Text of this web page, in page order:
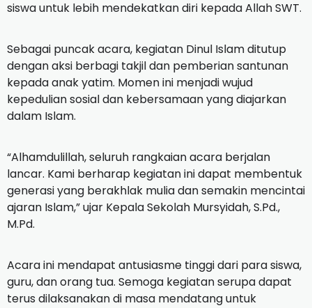
siswa untuk lebih mendekatkan diri kepada Allah SWT.
Sebagai puncak acara, kegiatan Dinul Islam ditutup
dengan aksi berbagi takjil dan pemberian santunan
kepada anak yatim. Momen ini menjadi wujud
kepedulian sosial dan kebersamaan yang diajarkan
dalam Islam.
“Alhamdulillah, seluruh rangkaian acara berjalan
lancar. Kami berharap kegiatan ini dapat membentuk
generasi yang berakhlak mulia dan semakin mencintai
ajaran Islam,” ujar Kepala Sekolah Mursyidah, S.Pd.,
M.Pd.
Acara ini mendapat antusiasme tinggi dari para siswa,
guru, dan orang tua. Semoga kegiatan serupa dapat
terus dilaksanakan di masa mendatang untuk